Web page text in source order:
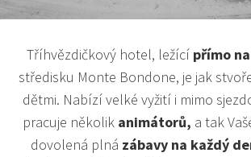
Tříhvězdičkový hotel, ležící přímo
středisku Monte Bondone, je jak
dětmi. Nabízí velké vyžití i mimo
pracuje několik animátorů, a tak
dovolená plná zábavy na každý